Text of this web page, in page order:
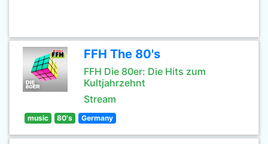
FFH The 80's
FFH Die 80er: Die Hits zum
Kultjahrzehnt
Stream
music 80's Germany